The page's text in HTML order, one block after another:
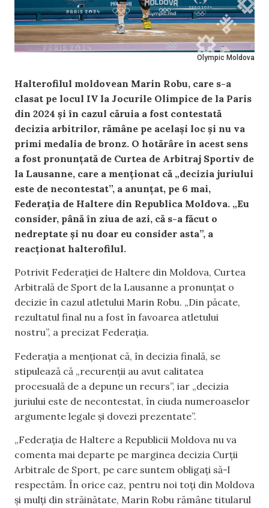
Olympic Moldova
Halterofilul moldovean Marin Robu, care s-a
clasat pe locul IV la Jocurile Olimpice de la Paris
din 2024 și în cazul căruia a fost contestată
decizia arbitrilor, rămâne pe același loc și nu va
primi medalia de bronz. O hotărâre în acest sens
a fost pronunțată de Curtea de Arbitraj Sportiv de
la Lausanne, care a menționat că „decizia juriului
este de necontestat”, a anunțat, pe 6 mai,
Federația de Haltere din Republica Moldova. „Eu
consider, până în ziua de azi, că s-a făcut o
nedreptate și nu doar eu consider asta”, a
reacționat halterofilul.
Potrivit Federației de Haltere din Moldova, Curtea
Arbitrală de Sport de la Lausanne a pronunțat o
decizie în cazul atletului Marin Robu. „Din păcate,
rezultatul final nu a fost în favoarea atletului
nostru”, a precizat Federația.
Federația a menționat că, în decizia finală, se
stipulează că „recurenții au avut calitatea
procesuală de a depune un recurs”, iar „decizia
juriului este de necontestat, în ciuda numeroaselor
argumente legale și dovezi prezentate”.
„Federația de Haltere a Republicii Moldova nu va
comenta mai departe pe marginea decizia Curții
Arbitrale de Sport, pe care suntem obligați să-l
respectăm. În orice caz, pentru noi toți din Moldova
și mulți din străinătate, Marin Robu rămâne titularul